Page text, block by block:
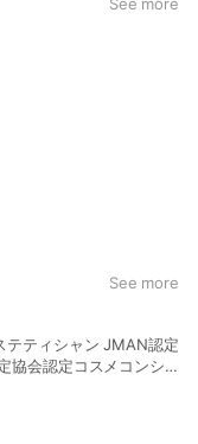
See more
テティシャン JMAN認定
協会認定コスメコンシ